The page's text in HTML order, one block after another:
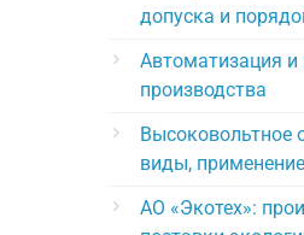
допуска и
Автоматизация и
производства
Высоковольтное
виды,
АО «Экотех»: